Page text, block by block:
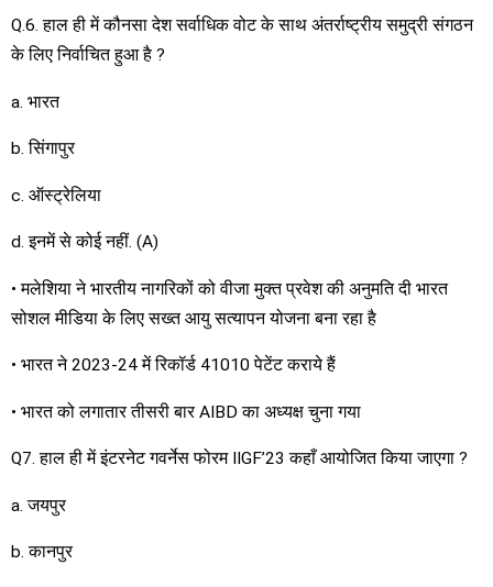
Q.6. हाल ही में कौनसा देश सर्वाधिक वोट के साथ अंतर्राष्ट्रीय समुद्री संगठन
के लिए निर्वाचित हुआ है ?
a. भारत
b. सिंगापुर
c. ऑस्ट्रेलिया
d. इनमें से कोई नहीं. (A)
• मलेशिया ने भारतीय नागरिकों को वीजा मुक्त प्रवेश की अनुमति दी भारत
सोशल मीडिया के लिए सख्त आयु सत्यापन योजना बना रहा है
• भारत ने 2023-24 में रिकॉर्ड 41010 पेटेंट कराये हैं
• भारत को लगातार तीसरी बार AIBD का अध्यक्ष चुना गया
Q7. हाल ही में इंटरनेट गवर्नेस फोरम IIGF’23 कहाँ आयोजित किया जाएगा ?
a. जयपुर
b. कानपुर